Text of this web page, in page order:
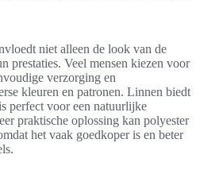
niet alleen de look van de
prestaties. Veel mensen kiezen voor
verzorging en
kleuren en patronen. Linnen biedt
perfect voor een natuurlijke
praktische oplossing kan polyester
het vaak goedkoper is en beter